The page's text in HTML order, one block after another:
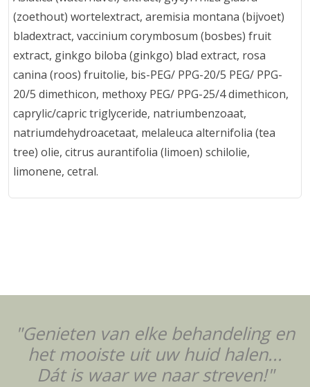
(zoethout) wortelextract, aremisia montana (bijvoet)
bladextract, vaccinium corymbosum (bosbes) fruit
extract, ginkgo biloba (ginkgo) blad extract, rosa
canina (roos) fruitolie, bis-PEG/ PPG-20/5 PEG/ PPG-
20/5 dimethicon, methoxy PEG/ PPG-25/4 dimethicon,
caprylic/capric triglyceride, natriumbenzoaat,
natriumdehydroacetaat, melaleuca alternifolia (tea
tree) olie, citrus aurantifolia (limoen) schilolie,
limonene, cetral.
"Genieten van elke behandeling en
het mooiste uit uw huid halen...
Dát is waar we naar streven!"